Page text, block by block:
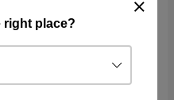
right place?
Tändstiftsskydd 5014854-
02
Köp